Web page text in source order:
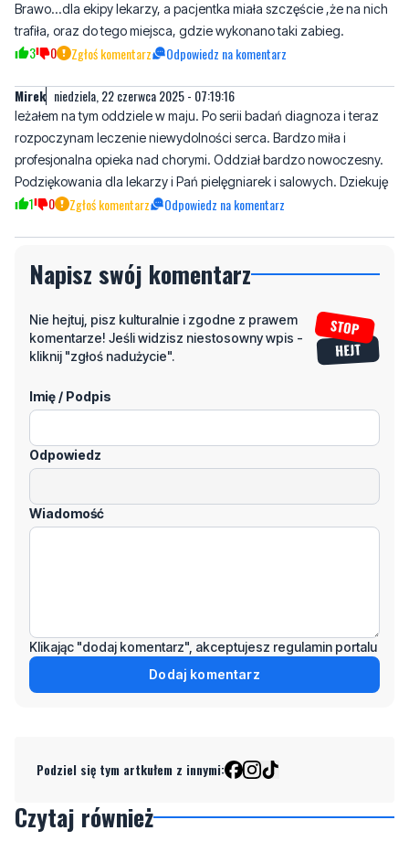
Brawo...dla ekipy lekarzy, a pacjentka miała szczęście ,że na nich
trafiła, oraz do tego miejsca, gdzie wykonano taki zabieg.
3 0 Zgłoś komentarz Odpowiedz na komentarz
Mirek niedziela, 22 czerwca 2025 - 07:19:16
leżałem na tym oddziele w maju. Po serii badań diagnoza i teraz
rozpoczynam leczenie niewydolności serca. Bardzo miła i
profesjonalna opieka nad chorymi. Oddział bardzo nowoczesny.
Podziękowania dla lekarzy i Pań pielęgniarek i salowych. Dziekuję
1 0 Zgłoś komentarz Odpowiedz na komentarz
Napisz swój komentarz
Nie hejtuj, pisz kulturalnie i zgodne z prawem
komentarze! Jeśli widzisz niestosowny wpis -
kliknij "zgłoś nadużycie".
Imię / Podpis
Odpowiedz
Wiadomość
Klikając "dodaj komentarz", akceptujesz regulamin portalu
Dodaj komentarz
Podziel się tym artkułem z innymi:
Czytaj również